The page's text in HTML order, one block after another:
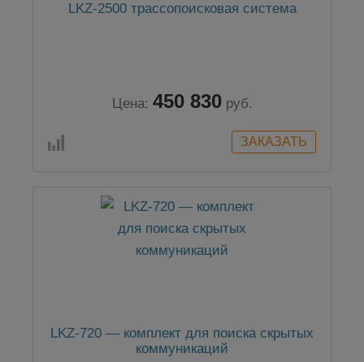
LKZ-2500 трассопоисковая система
Цена: 450 830 руб.
LKZ-720 — комплект для поиска скрытых
коммуникаций